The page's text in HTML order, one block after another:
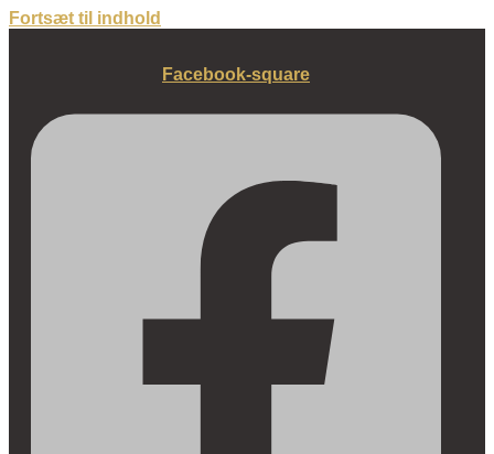
Fortsæt til indhold
Facebook-square